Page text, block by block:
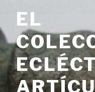
contenido
EL